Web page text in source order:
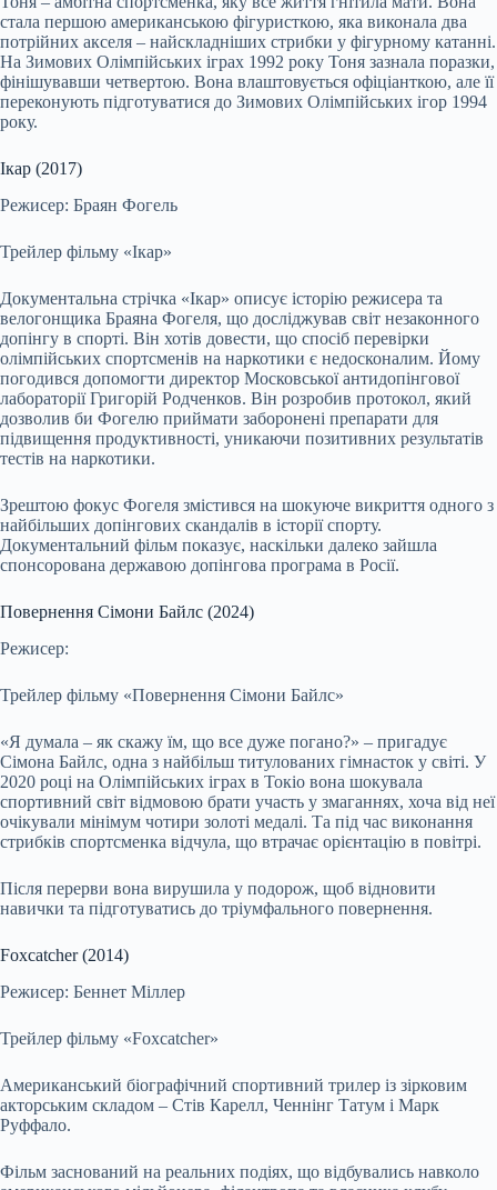
стала першою американською фігуристкою, яка виконала два
потрійних акселя – найскладніших стрибки у фігурному катанні.
На Зимових Олімпійських іграх 1992 року Тоня зазнала поразки,
фінішувавши четвертою. Вона влаштовується офіціанткою, але її
переконують підготуватися до Зимових Олімпійських ігор 1994
року.
Ікар (2017)
Режисер: Браян Фогель
Трейлер фільму «Ікар»
Документальна стрічка «Ікар» описує історію режисера та
велогонщика Браяна Фогеля, що досліджував світ незаконного
допінгу в спорті. Він хотів довести, що спосіб перевірки
олімпійських спортсменів на наркотики є недосконалим. Йому
погодився допомогти директор Московської антидопінгової
лабораторії Григорій Родченков. Він розробив протокол, який
дозволив би Фогелю приймати заборонені препарати для
підвищення продуктивності, уникаючи позитивних результатів
тестів на наркотики.
Зрештою фокус Фогеля змістився на шокуюче викриття одного з
найбільших допінгових скандалів в історії спорту.
Документальний фільм показує, наскільки далеко зайшла
спонсорована державою допінгова програма в Росії.
Повернення Сімони Байлс (2024)
Режисер:
Трейлер фільму «Повернення Сімони Байлс»
«Я думала – як скажу їм, що все дуже погано?» – пригадує
Сімона Байлс, одна з найбільш титулованих гімнасток у світі. У
2020 році на Олімпійських іграх в Токіо вона шокувала
спортивний світ відмовою брати участь у змаганнях, хоча від неї
очікували мінімум чотири золоті медалі. Та під час виконання
стрибків спортсменка відчула, що втрачає орієнтацію в повітрі.
Після перерви вона вирушила у подорож, щоб відновити
навички та підготуватись до тріумфального повернення.
Foxcatcher (2014)
Режисер: Беннет Міллер
Трейлер фільму «Foxcatcher»
Американський біографічний спортивний трилер із зірковим
акторським складом – Стів Карелл, Ченнінг Татум і Марк
Руффало.
Фільм заснований на реальних подіях, що відбувались навколо